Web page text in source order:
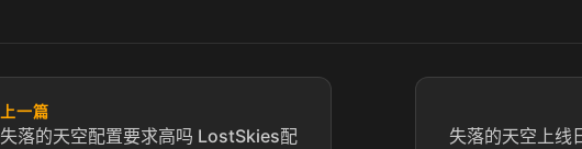
上一篇
失落的天空配置要求高吗 LostSkies配
失落的天空上线